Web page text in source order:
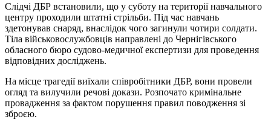
Слідчі ДБР встановили, що у суботу на території навчального
центру проходили штатні стрільби. Під час навчань
здетонував снаряд, внаслідок чого загинули чотири солдати.
Тіла військовослужбовців направлені до Чернігівського
обласного бюро судово-медичної експертизи для проведення
відповідних досліджень.
На місце трагедії виїхали співробітники ДБР, вони провели
огляд та вилучили речові докази. Розпочато кримінальне
провадження за фактом порушення правил поводження зі
зброєю.